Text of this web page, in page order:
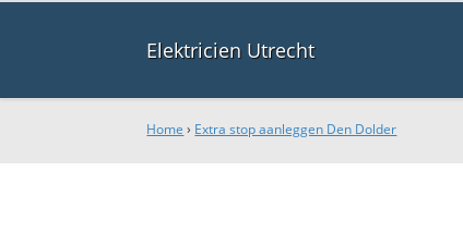
Elektricien Utrecht
Home › Extra stop aanleggen Den Dolder